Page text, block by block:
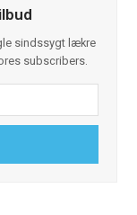
sindssygt lækre
subscribers.